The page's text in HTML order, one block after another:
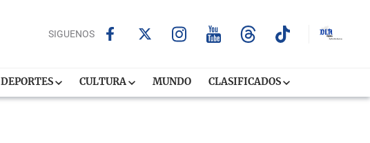
SIGUENOS
DEPORTES CULTURA MUNDO CLASIFICADOS